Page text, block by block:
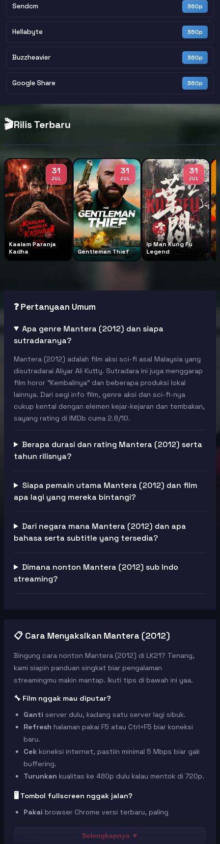
Sendcm 360p
Hellabyte 360p
Buzzheavier 360p
Google Share 360p
🎬Rilis Terbaru
31
JUL
Kaalam Paranja
Kadha
31
JUL
Gentleman Thief
31
JUL
Ip Man Kung Fu
Legend
❓ Pertanyaan Umum
Apa genre Mantera (2012) dan siapa
sutradaranya?
Mantera (2012) adalah film aksi sci-fi asal Malaysia yang
disutradarai Aliyar Ali Kutty. Sutradara ini juga menggarap
film horor "Kembalinya" dan beberapa produksi lokal
lainnya. Dari segi info film, genre aksi dan sci-fi-nya
cukup kental dengan elemen kejar-kejaran dan tembakan,
sayang rating di IMDb cuma 2.8/10.
Berapa durasi dan rating Mantera (2012) serta
tahun rilisnya?
Siapa pemain utama Mantera (2012) dan film
apa lagi yang mereka bintangi?
Dari negara mana Mantera (2012) dan apa
bahasa serta subtitle yang tersedia?
Dimana nonton Mantera (2012) sub Indo
streaming?
📋 Cara Menyaksikan Mantera (2012)
Bingung cara nonton Mantera (2012) di LK21? Tenang,
kami siapin panduan singkat biar pengalaman
streamingmu makin mantap. Ikuti tips di bawah ini yaa.
🔧 Film nggak mau diputar?
Ganti server dulu, kadang satu server lagi sibuk.
Refresh halaman pakai F5 atau Ctrl+F5 biar koneksi
baru.
Cek koneksi internet, pastiin minimal 5 Mbps biar gak
buffering.
Turunkan kualitas ke 480p dulu kalau mentok di 720p.
🖥️ Tombol fullscreen nggak jalan?
Pakai browser Chrome versi terbaru, paling
tekan F11 di keyboard buat fullscreen paksa.
Selengkapnya ▼